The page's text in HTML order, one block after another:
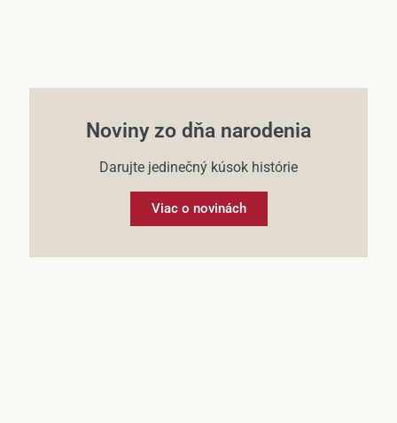
Noviny zo dňa narodenia
Darujte jedinečný kúsok histórie
Viac o novinách